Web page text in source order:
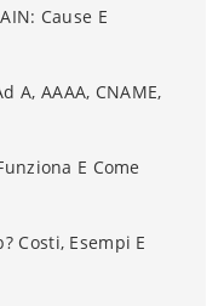
Cause E
A, AAAA, CNAME,
E Come
Costi, Esempi E